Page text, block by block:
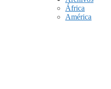
África
América